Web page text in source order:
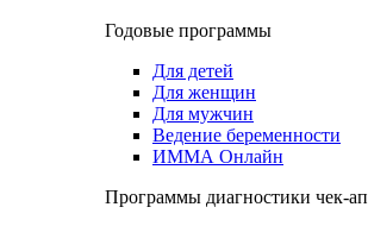
Годовые программы
Для детей
Для женщин
Для мужчин
Ведение беременности
ИММА Онлайн
Программы диагностики чек-ап